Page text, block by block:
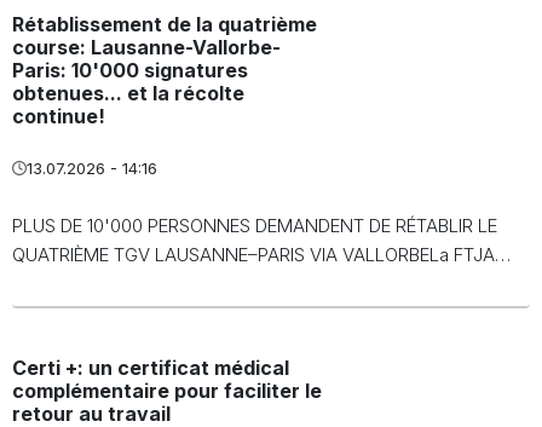
Rétablissement de la quatrième
course: Lausanne-Vallorbe-
Paris: 10'000 signatures
obtenues... et la récolte
continue!
13.07.2026 - 14:16
PLUS DE 10'000 PERSONNES DEMANDENT DE RÉTABLIR LE
QUATRIÈME TGV LAUSANNE–PARIS VIA VALLORBELa FTJA…
Certi +: un certificat médical
complémentaire pour faciliter le
retour au travail